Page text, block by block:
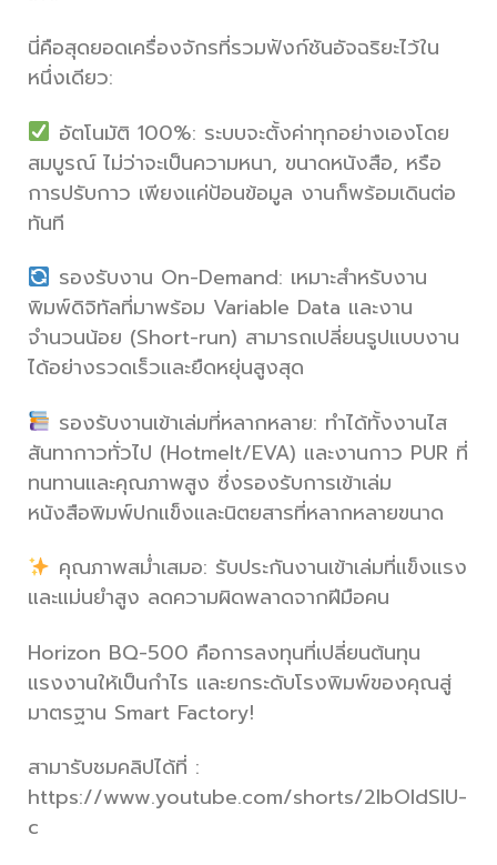
นี่คือสุดยอดเครื่องจักรที่รวมฟังก์ชันอัจฉริยะไว้ใน
หนึ่งเดียว:
อัตโนมัติ 100%: ระบบจะตั้งค่าทุกอย่างเองโดย
สมบูรณ์ ไม่ว่าจะเป็นความหนา, ขนาดหนังสือ, หรือ
การปรับกาว เพียงแค่ป้อนข้อมูล งานก็พร้อมเดินต่อ
ทันที
รองรับงาน On-Demand: เหมาะสำหรับงาน
พิมพ์ดิจิทัลที่มาพร้อม Variable Data และงาน
จำนวนน้อย (Short-run) สามารถเปลี่ยนรูปแบบงาน
ได้อย่างรวดเร็วและยืดหยุ่นสูงสุด
รองรับงานเข้าเล่มที่หลากหลาย: ทำได้ทั้งงานไส
สันทากาวทั่วไป (Hotmelt/EVA) และงานกาว PUR ที่
ทนทานและคุณภาพสูง ซึ่งรองรับการเข้าเล่ม
หนังสือพิมพ์ปกแข็งและนิตยสารที่หลากหลายขนาด
คุณภาพสม่ำเสมอ: รับประกันงานเข้าเล่มที่แข็งแรง
และแม่นยำสูง ลดความผิดพลาดจากฝีมือคน
Horizon BQ-500 คือการลงทุนที่เปลี่ยนต้นทุน
แรงงานให้เป็นกำไร และยกระดับโรงพิมพ์ของคุณสู่
มาตรฐาน Smart Factory!
สามารับชมคลิปได้ที่ :
https://www.youtube.com/shorts/2IbOldSIU-
c